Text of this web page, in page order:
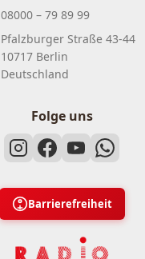
08000 – 79 89 99
Pfalzburger Straße 43-44
10717 Berlin
Deutschland
Folge uns
Barrierefreiheit